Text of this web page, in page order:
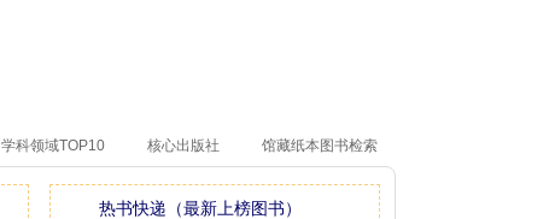
学科领域TOP10 核心出版社 馆藏纸本图书检索
热书快递（最新上榜图书）